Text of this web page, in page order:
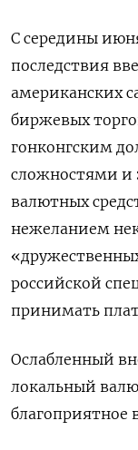
С середины
последствия
американских
биржевых
гонконгским
сложностями и
валютных
нежеланием
российской
принимать
Ослабленный
локальный
благоприятное